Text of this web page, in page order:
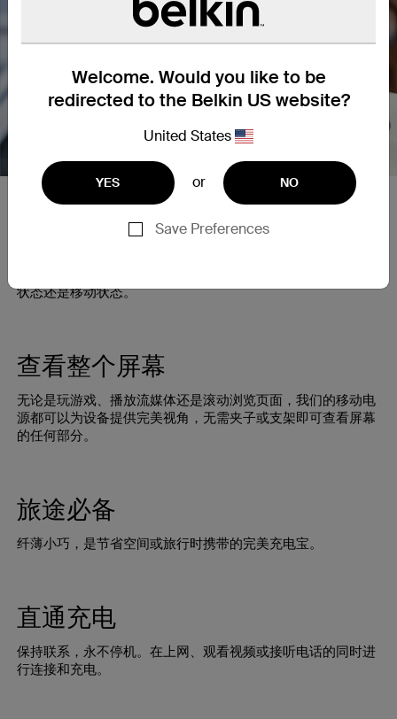
Welcome. Would you like to be
redirected to the Belkin US website?
United States
YES or NO
Save Preferences
Next
安全 MagSafe 附件
状态还是移动状态。
查看整个屏幕
无论是玩游戏、播放流媒体还是滚动浏览页面，我们的移动电
源都可以为设备提供完美视角，无需夹子或支架即可查看屏幕
的任何部分。
旅途必备
纤薄小巧，是节省空间或旅行时携带的完美充电宝。
直通充电
保持联系，永不停机。在上网、观看视频或接听电话的同时进
行连接和充电。